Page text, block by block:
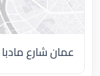
عمان شارع مادبا